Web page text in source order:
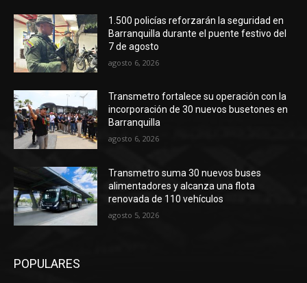
1.500 policías reforzarán la seguridad en
Barranquilla durante el puente festivo del
7 de agosto
agosto 6, 2026
Transmetro fortalece su operación con la
incorporación de 30 nuevos busetones en
Barranquilla
agosto 6, 2026
Transmetro suma 30 nuevos buses
alimentadores y alcanza una flota
renovada de 110 vehículos
agosto 5, 2026
POPULARES